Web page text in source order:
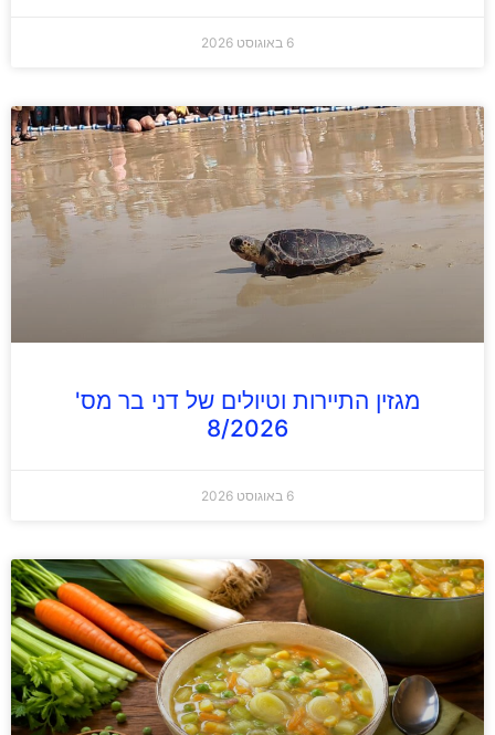
6 באוגוסט 2026
מגזין התיירות וטיולים של דני בר מס'
8/2026
6 באוגוסט 2026